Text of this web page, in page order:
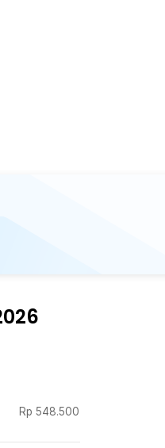
Rp 548.500